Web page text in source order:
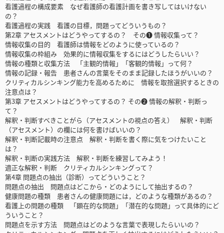
看護過程の構成要素 なぜ看護師の看護計画を書き写してはいけない
の？
看護過程の実践 看護の目標，問題ってどういうもの？
第2章 アセスメントはどうやってするの？ その❶ 情報収集って？
情報収集の目的 看護師は情報をどのように使っているの？
情報収集の枠組み 効果的に情報収集をするにはどうしたらいい？
情報の種類と収集方法 「主観的情報」「客観的情報」って何？
情報の記録・報告 患者さんの言葉をそのまま記録したほうがいいの？
クリティカルシンキング能力を高めるために 情報を取捨選択するときの
注意点は？
第3章 アセスメントはどうやってするの？ その❷ 情報の解釈・判断っ
て？
解釈・判断すべきことがら（アセスメントの視点の答え） 解釈・判断
（アセスメント）の欄には何を書けばいいの？
解釈・判断記載時の注意点 解釈・判断を書く際に気をつけたいこと
は？
解釈・判断の実践方法 解釈・判断を練習してみよう！
適正な解釈・判断 クリティカルシンキングって？
第4章 問題点の抽出（診断）ってどういうこと？
問題点の抽出 問題点はどこから・どのようにして抽出するの？
健康問題の種類 患者さんの健康問題には，どのような種類があるの？
看護上の問題の種類 「顕在的な問題」「潜在的な問題」って具体的にど
ういうこと？
問題点を示す方法 問題点はどのような言葉で表現したらいいの？